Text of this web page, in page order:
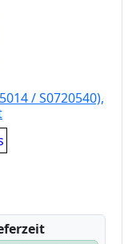
/ S0720540),